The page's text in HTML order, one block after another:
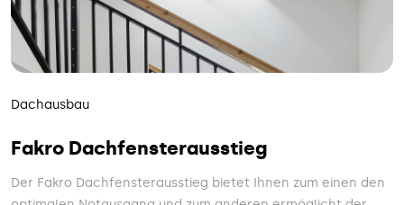
Dachausbau
Fakro Dachfensterausstieg
Der Fakro Dachfensterausstieg bietet Ihnen zum einen den